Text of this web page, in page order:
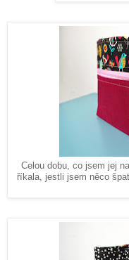
Celou dobu, co jsem jej
říkala, jestli jsem něco